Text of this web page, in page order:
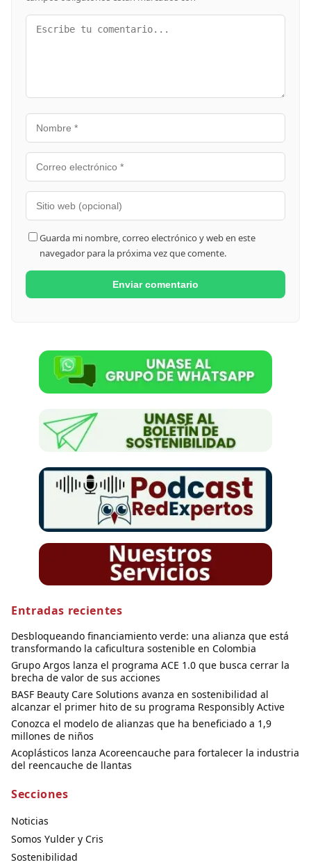
Guarda mi nombre, correo electrónico y web en este
navegador para la próxima vez que comente.
Entradas recientes
Desbloqueando financiamiento verde: una alianza que está
transformando la caficultura sostenible en Colombia
Grupo Argos lanza el programa ACE 1.0 que busca cerrar la
brecha de valor de sus acciones
BASF Beauty Care Solutions avanza en sostenibilidad al
alcanzar el primer hito de su programa Responsibly Active
Conozca el modelo de alianzas que ha beneficiado a 1,9
millones de niños
Acoplásticos lanza Acoreencauche para fortalecer la industria
del reencauche de llantas
Secciones
Noticias
Somos Yulder y Cris
Sostenibilidad